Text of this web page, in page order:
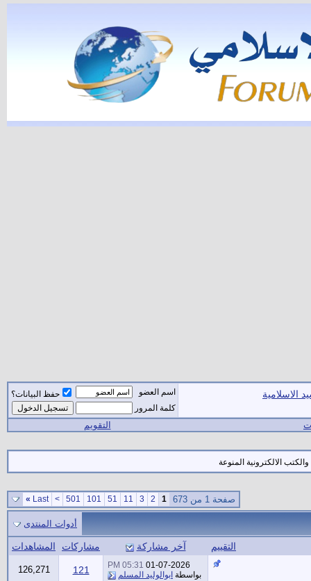
الاسلامية اسم العضو
حفظ البيانات؟
كلمة المرور
التقويم
الالكترونية المنوعة
صفحة 1 من 673 1
2
3
11
51
101
501
>
Last
»
أدوات المنتدى
التقييم آخر مشاركة مشاركات المشاهدات
01-07-2026
05:31 PM
بواسطة ابوالوليد المسلم 121
126,271